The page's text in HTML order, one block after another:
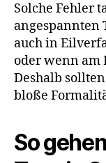
Solche Fehler
angespannten
auch in
oder wenn
Deshalb
bloße
So